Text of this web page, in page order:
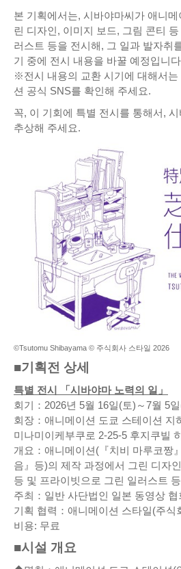
본 기획에서는, 시바야마씨가 애니
린 디자인, 이미지 보드, 그림 콘티
러스트 등을 전시해, 그 일과 발자취
기 중에 전시 내용을 바꿀 예정입니
※전시 내용의 교환 시기에 대해서는
션 공식 SNS를 확인해 주세요.
꼭, 이 기회에 특별 전시를 통해서,
추상해 주세요.
©Tsutomu Shibayama © 주식회사 스타일 2026
■기획전 상세
특별 전시 「시바야마 노력의 일」
회기：2026년 5월 16일(토)～7월 5
회장：애니메이션 도쿄 스테이션 지
미나미이케부쿠로 2-25-5 후지쿠빌
개요：애니메이션(『치비 마루코짱
음』등)의 제작 과정에서 그린 디자
등 및 프라이빗으로 그린 일러스트
주최：일반 사단법인 일본 동영상 협
기획 협력：애니메이션 스타일(주식
비용: 무료
■시설 개요